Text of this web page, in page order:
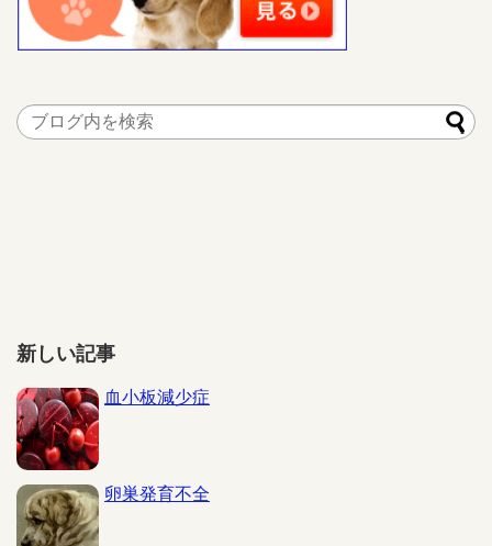
新しい記事
血小板減少症
卵巣発育不全